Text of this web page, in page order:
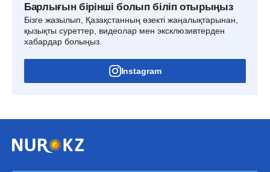
Барлығын бірінші болып біліп отырыңыз
Бізге жазылып, Қазақстанның өзекті жаңалықтарынан,
қызықты суреттер, видеолар мен эксклюзивтерден
хабардар болыңыз.
Instagram